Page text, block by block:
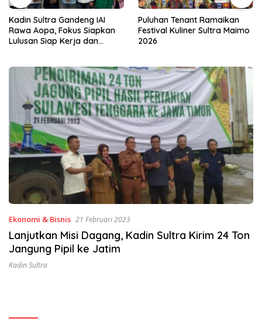
Puluhan Tenant Ramaikan
Festival Kuliner Sultra Maimo
2026
Tiga Kabupaten Sultra
Nikmati Layanan Imigrasi
Terintegrasi
Ekonomi & Bisnis 21 Februari 2023
Lanjutkan Misi Dagang, Kadin Sultra Kirim 24 Ton
Jangung Pipil ke Jatim
Kadin Sultra